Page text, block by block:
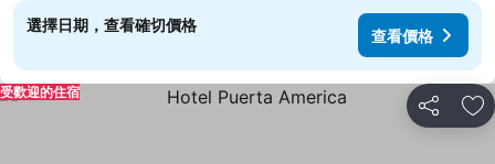
選擇日期，查看確切價格
查看價格
分享 加
受歡迎的住宿